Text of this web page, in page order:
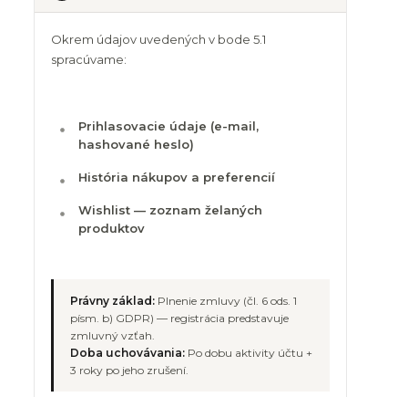
Okrem údajov uvedených v bode 5.1
spracúvame:
Prihlasovacie údaje (e-mail,
hashované heslo)
História nákupov a preferencií
Wishlist — zoznam želaných
produktov
Právny základ:Plnenie zmluvy (čl. 6 ods. 1
písm. b) GDPR) — registrácia predstavuje
zmluvný vzťah.
Doba uchovávania:Po dobu aktivity účtu +
3 roky po jeho zrušení.